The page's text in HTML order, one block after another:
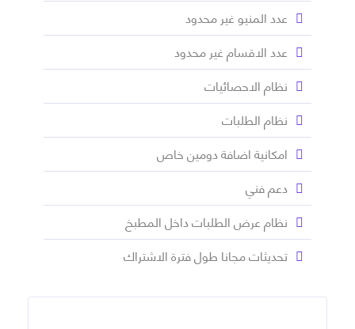
عدد المنيو غير محدود
عدد الاقسام غير محدود
نظام الاحصائيات
نظام الطلبات
امكانية اضافة دومين خاص
دعم فني
نظام عرض الطلبات داخل المطبخ
تحديثات مجانا طول فترة الاشتراك